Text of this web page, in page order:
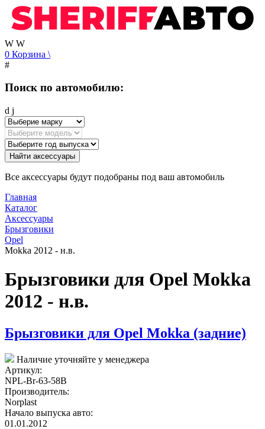
W W
0 Корзина \
#
Поиск по автомобилю:
d j
Найти аксессуары
Все аксессуары будут подобраны под ваш автомобиль
Главная
Каталог
Аксессуары
Брызговики
Opel
Mokka 2012 - н.в.
Брызговики для Opel Mokka
2012 - н.в.
Брызговики для Opel Mokka (задние)
Наличие уточняйте у менеджера
Артикул:
NPL-Br-63-58B
Производитель:
Norplast
Начало выпуска авто:
01.01.2012